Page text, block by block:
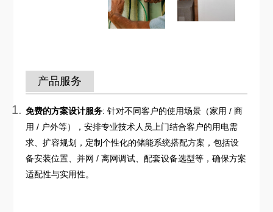
产品服务
免费的方案设计服务: 针对不同客户的使用场景（家用 / 商
用 / 户外等），安排专业技术人员上门结合客户的用电需
求、扩容规划，定制个性化的储能系统搭配方案，包括设
备安装位置、并网 / 离网调试、配套设备选型等，确保方案
适配性与实用性。